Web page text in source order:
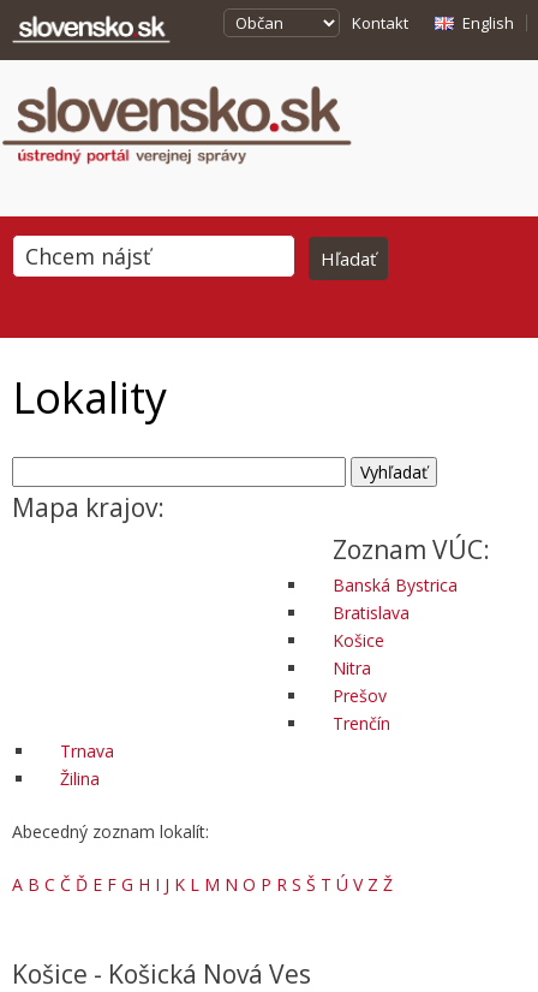
Kontakt English
Lokality
Mapa krajov:
Zoznam VÚC:
Banská Bystrica
Bratislava
Košice
Nitra
Prešov
Trenčín
Trnava
Žilina
Abecedný zoznam lokalít:
A B C Č Ď E F G H I J K L M N O P R S Š T Ú V Z Ž
Košice - Košická Nová Ves